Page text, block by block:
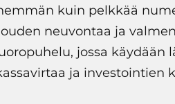
kuin pelkkää
neuvontaa ja
jossa
ja investointien